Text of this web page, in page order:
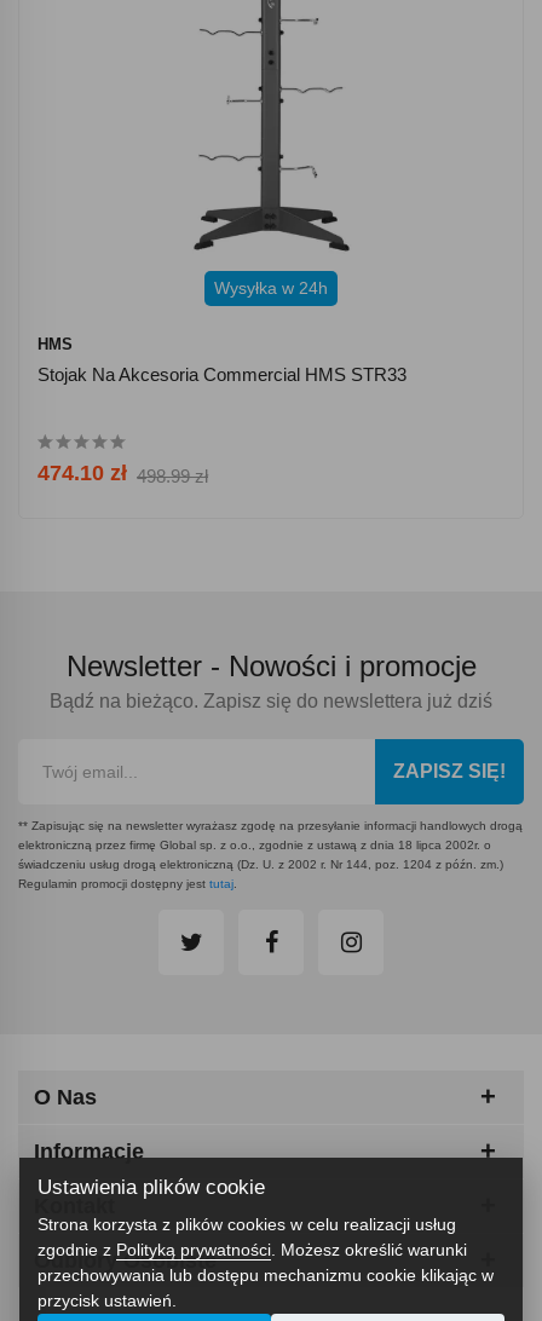
Wysyłka w 24h
HMS
Stojak Na Akcesoria Commercial HMS STR33
474.10 zł 498.99 zł
Newsletter - Nowości i promocje
Bądź na bieżąco. Zapisz się do newslettera już dziś
ZAPISZ SIĘ!
** Zapisując się na newsletter wyrażasz zgodę na przesyłanie informacji handlowych drogą
elektroniczną przez firmę Global sp. z o.o., zgodnie z ustawą z dnia 18 lipca 2002r. o
świadczeniu usług drogą elektroniczną (Dz. U. z 2002 r. Nr 144, poz. 1204 z późn. zm.)
Regulamin promocji dostępny jest tutaj.
O Nas
Informacje
Odbiory Osobiste
Ustawienia plików cookie
Strona korzysta z plików cookies w celu realizacji usług
zgodnie z Polityką prywatności . Możesz określić warunki
przechowywania lub dostępu mechanizmu cookie klikając w
przycisk ustawień.